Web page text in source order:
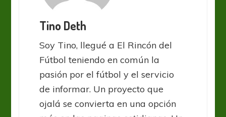
Tino Deth
Soy Tino, llegué a El Rincón del
Fútbol teniendo en común la
pasión por el fútbol y el servicio
de informar. Un proyecto que
ojalá se convierta en una opción